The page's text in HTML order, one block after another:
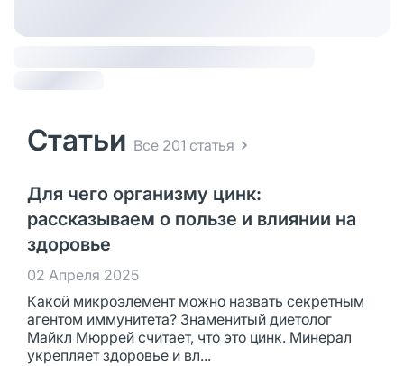
Статьи Все 201 статья
Для чего организму цинк:
рассказываем о пользе и влиянии на
здоровье
02 Апреля 2025
Какой микроэлемент можно назвать секретным
агентом иммунитета? Знаменитый диетолог
Майкл Мюррей считает, что это цинк. Минерал
укрепляет здоровье и вл...